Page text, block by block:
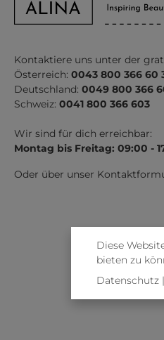
Kontaktiere uns unter der
Österreich: 0043 800 366 60
Deutschland: 0049 800 366
Schweiz: 0041 800 366 603
Wir sind für dich erreichbar:
Montag bis Freitag: 09:00 -
Oder über unser
Diese
bieten zu
Datenschutz|